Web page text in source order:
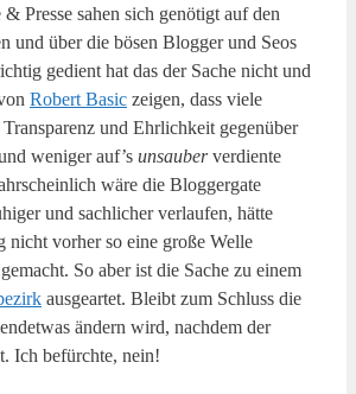
& Presse sahen sich genötigt auf den
und über die bösen Blogger und Seos
gedient hat das der Sache nicht und
Robert Basic zeigen, dass viele
und Ehrlichkeit gegenüber
weniger auf’s unsauberverdiente
wäre die Bloggergate
und sachlicher verlaufen, hätte
nicht vorher so eine große Welle
So aber ist die Sache zu einem
ausgeartet. Bleibt zum Schluss die
ändern wird, nachdem der
Ich befürchte, nein!